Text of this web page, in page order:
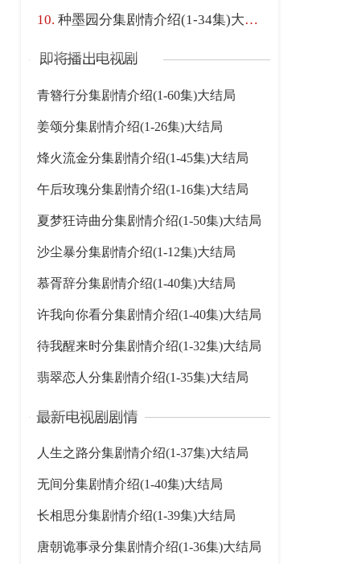
种墨园分集剧情介绍(1-34集)大结局
青簪行分集剧情介绍(1-60集)大结局
姜颂分集剧情介绍(1-26集)大结局
烽火流金分集剧情介绍(1-45集)大结局
午后玫瑰分集剧情介绍(1-16集)大结局
夏梦狂诗曲分集剧情介绍(1-50集)大结局
沙尘暴分集剧情介绍(1-12集)大结局
慕胥辞分集剧情介绍(1-40集)大结局
许我向你看分集剧情介绍(1-40集)大结局
待我醒来时分集剧情介绍(1-32集)大结局
翡翠恋人分集剧情介绍(1-35集)大结局
人生之路分集剧情介绍(1-37集)大结局
无间分集剧情介绍(1-40集)大结局
长相思分集剧情介绍(1-39集)大结局
唐朝诡事录分集剧情介绍(1-36集)大结局